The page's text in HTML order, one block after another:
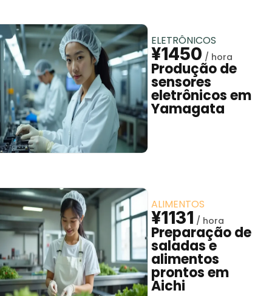
ELETRÔNICOS
¥1450
Produção de
sensores
eletrônicos em
Yamagata
ALIMENTOS
¥1131
Preparação de
saladas e
alimentos
prontos em
Aichi